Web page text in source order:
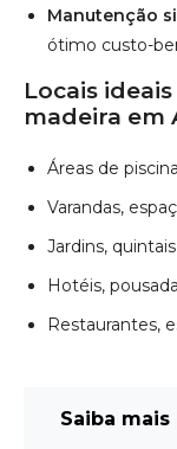
Restaurantes,
Saiba mais